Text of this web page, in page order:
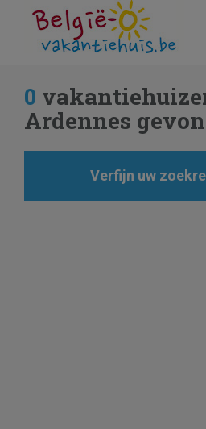
0
Ardennes
Verfijn uw